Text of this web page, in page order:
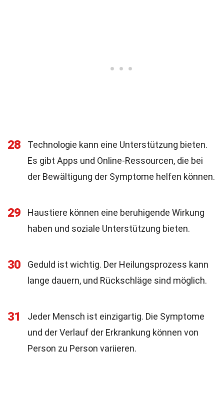
28
Technologie kann eine Unterstützung bieten.
Es gibt Apps und Online-Ressourcen, die bei
der Bewältigung der Symptome helfen können.
29
Haustiere können eine beruhigende Wirkung
haben und soziale Unterstützung bieten.
30
Geduld ist wichtig. Der Heilungsprozess kann
lange dauern, und Rückschläge sind möglich.
31
Jeder Mensch ist einzigartig. Die Symptome
und der Verlauf der Erkrankung können von
Person zu Person variieren.